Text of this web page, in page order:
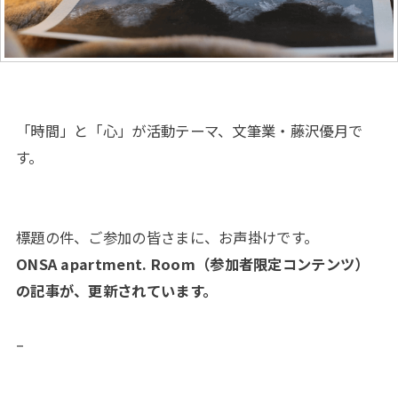
「時間」と「心」が活動テーマ、文筆業・藤沢優月で
す。
標題の件、ご参加の皆さまに、お声掛けです。
ONSA apartment. Room（参加者限定コンテンツ）
の記事が、更新されています。
–